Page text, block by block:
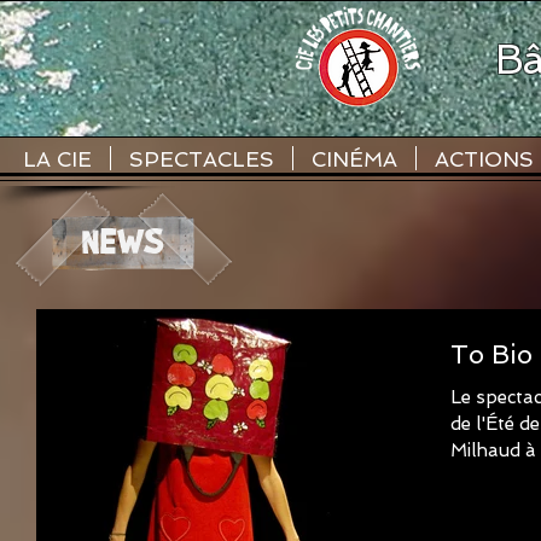
LA CIE SPECTACLES CINÉMA ACTIONS
Le
de l'Été